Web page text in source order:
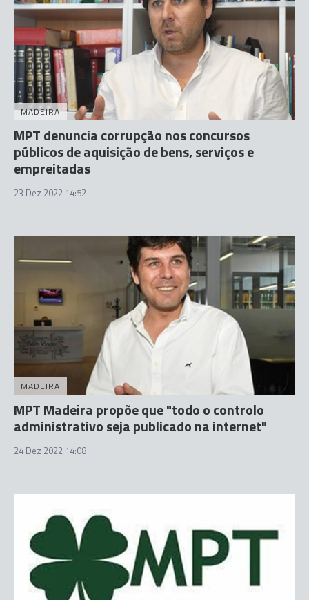
MADEIRA
MPT denuncia corrupção nos concursos
públicos de aquisição de bens, serviços e
empreitadas
23 Dez 2022 14:52
MADEIRA
MPT Madeira propõe que "todo o controlo
administrativo seja publicado na internet"
24 Dez 2022 14:08